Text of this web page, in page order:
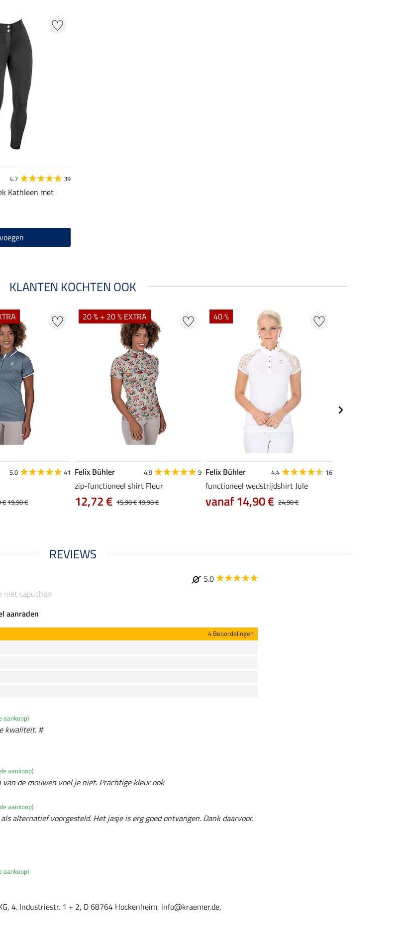
4.7 39
Kathleen met
KLANTEN KOCHTEN OOK
5.0 41
€19,90 €
20 % + 20 % EXTRA
Felix Bühler 4.9 9
zip-functioneel shirt Fleur
15,90 €19,90 €
12,72 €
40 %
Felix Bühler 4.4 16
functioneel wedstrijdshirt Jule
24,90 €
vanaf 14,90 €
REVIEWS
5.0
met capuchon
aanraden
4 Beoordelingen
aankoop)
kwaliteit. #
aankoop)
de mouwen voel je niet. Prachtige kleur ook
aankoop)
alternatief voorgesteld. Het jasje is erg goed ontvangen. Dank daarvoor.
aankoop)
4. Industriestr. 1 + 2, D 68764 Hockenheim, info@kraemer.de,